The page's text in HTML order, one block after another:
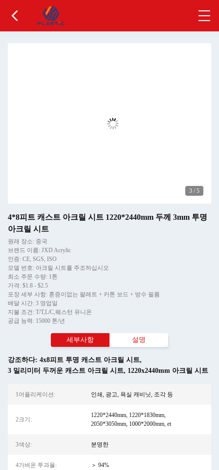
3 / 5
4*8피트 캐스트 아크릴 시트 1220*2440mm 두께 3mm 투명
아크릴 시트
원래 장소: 중국
브랜드 이름: JXD Acrylic
인증: CE, SGS, ISO
모델 번호: 아크릴 시트를 주조하십시오
최소 주문 수량: 1톤
가격: $1.8 - $2.5
포장 세부 사항: 훈증이없는 팔레트 + 카톤 보드 + 방수 필름
배달 시간: 3 영업일
지불 조건: T/T,L/C,웨스턴 유니온
공급 능력: 15000 톤/년
세부사항 설명
강조하다: 4x8피트 투명 캐스트 아크릴 시트,
3 밀리미터 두꺼운 캐스트 아크릴 시트, 1220x2440mm 아크릴 시트
1어플리케이션: 인쇄, 광고, 욕실 캐비닛, 조각 등
2크기:
1220*2440mm, 1220*1830mm,
2050*3050mm, 1000*2000mm, et
3색상: 분명한
4가벼운 투과율: ＞ 94%